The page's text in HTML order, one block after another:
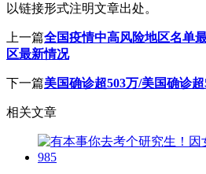
以链接形式注明文章出处。
上一篇全国疫情中高风险地区名单
区最新情况
下一篇美国确诊超503万/美国确诊超
相关文章